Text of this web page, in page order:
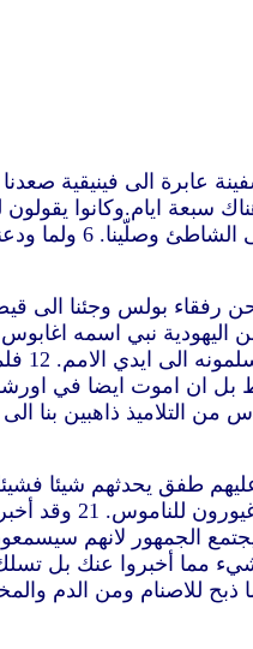
صور لان هناك كانت السفينة تضع وسقها. 4 واذ وجدنا
اورشليم. 5 ولكن لما استكملنا الايام خرجنا
فسلمنا على الاخوة ومكثنا عندهم يوما واحدا. 8 ثم خرجنا
بولس وربط
ليس ان أربط فقط بل ان اموت
تأهبنا وصعدنا الى اورشليم. 16 وجاء ايضا معنا من
بفرح. 18 وفي الغد دخل بولس معنا الى يعقوب وحضر جميع المشايخ.
بواسطة خدمته. 20 فلما سمعوا كانوا
الجميع ان ليس شيء مما أخبروا